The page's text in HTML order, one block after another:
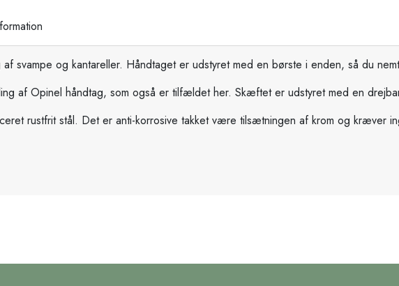
svampe og kantareller. Håndtaget er udstyret med en børste i enden, så du
af Opinel håndtag, som også er tilfældet her. Skæftet er udstyret med en
rustfrit stål. Det er anti-korrosive takket være tilsætningen af krom og kræver